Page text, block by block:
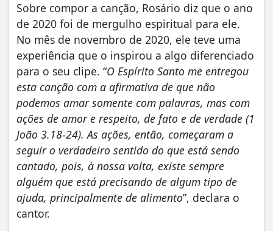
Sobre compor a canção, Rosário diz que o ano
de 2020 foi de mergulho espiritual para ele.
No mês de novembro de 2020, ele teve uma
experiência que o inspirou a algo diferenciado
para o seu clipe. “O Espírito Santo me entregou
esta canção com a afirmativa de que não
podemos amar somente com palavras, mas com
ações de amor e respeito, de fato e de verdade (1
João 3.18-24). As ações, então, começaram a
seguir o verdadeiro sentido do que está sendo
cantado, pois, à nossa volta, existe sempre
alguém que está precisando de algum tipo de
ajuda, principalmente de alimento”, declara o
cantor.